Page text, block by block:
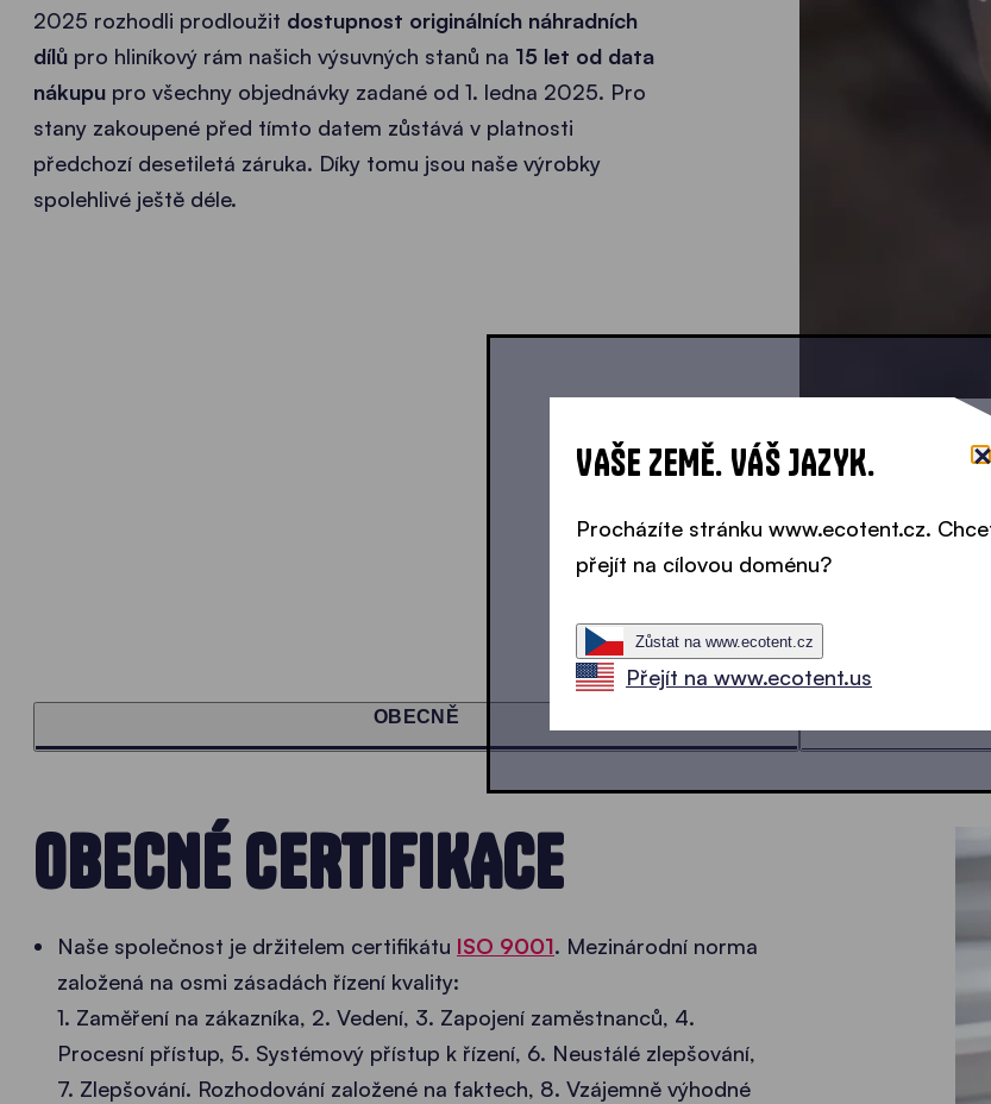
2025 rozhodli prodloužit dostupnost originálních náhradních
dílů pro hliníkový rám našich výsuvných stanů na 15 let od data
nákupu pro všechny objednávky zadané od 1. ledna 2025. Pro
stany zakoupené před tímto datem zůstává v platnosti
předchozí desetiletá záruka. Díky tomu jsou naše výrobky
spolehlivé ještě déle.
NAŠE CERTIFIKÁTY
OBECNĚ
OBECNÉ CERTIFIKACE
Naše společnost je držitelem certifikátu ISO 9001. Mezinárodní norma
založená na osmi zásadách řízení kvality:
1. Zaměření na zákazníka, 2. Vedení, 3. Zapojení zaměstnanců, 4.
Procesní přístup, 5. Systémový přístup k řízení, 6. Neustálé zlepšování,
7. Zlepšování. Rozhodování založené na faktech, 8. Vzájemně výhodné
VAŠE ZEMĚ. VÁŠ JAZYK.
Procházíte stránku www.ecotent.cz.
přejít na cílovou doménu?
Zůstat na www.ecotent.cz
Přejít na www.ecotent.us